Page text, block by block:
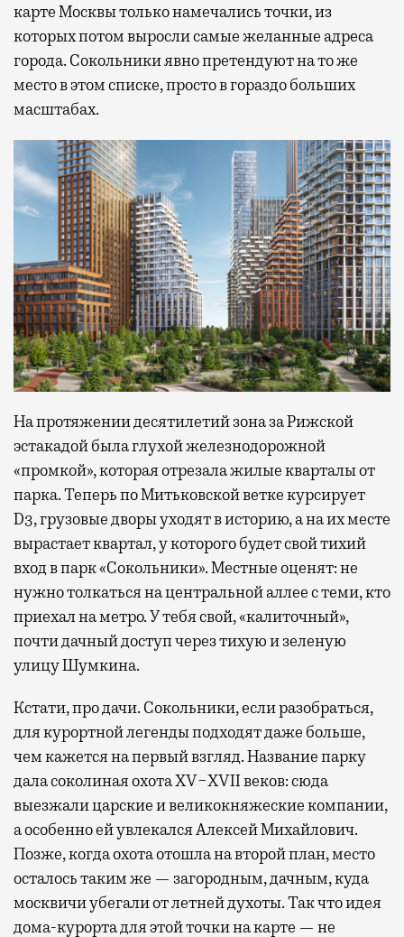
карте Москвы только намечались точки, из
которых потом выросли самые желанные адреса
города. Сокольники явно претендуют на то же
место в этом списке, просто в гораздо больших
масштабах.
На протяжении десятилетий зона за Рижской
эстакадой была глухой железнодорожной
«промкой», которая отрезала жилые кварталы от
парка. Теперь по Митьковской ветке курсирует
D3, грузовые дворы уходят в историю, а на их месте
вырастает квартал, у которого будет свой тихий
вход в парк «Сокольники». Местные оценят: не
нужно толкаться на центральной аллее с теми, кто
приехал на метро. У тебя свой, «калиточный»,
почти дачный доступ через тихую и зеленую
улицу Шумкина.
Кстати, про дачи. Сокольники, если разобраться,
для курортной легенды подходят даже больше,
чем кажется на первый взгляд. Название парку
дала соколиная охота XV−XVII веков: сюда
выезжали царские и великокняжеские компании,
а особенно ей увлекался Алексей Михайлович.
Позже, когда охота отошла на второй план, место
осталось таким же — загородным, дачным, куда
москвичи убегали от летней духоты. Так что идея
дома-курорта для этой точки на карте — не